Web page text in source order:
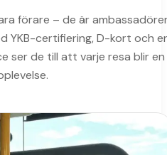
förare – de är
YKB-certifiering, D-kort och
ser de till att varje resa blir en